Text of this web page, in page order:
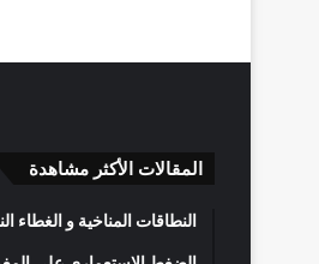
المقالات الأكثر مشاهدة
النطاقات المناخية و الغطاء